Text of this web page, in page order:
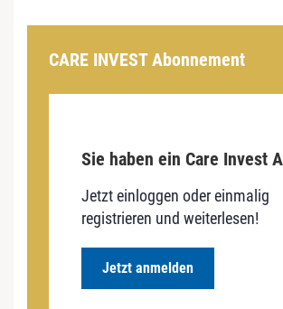
CARE INVEST Abonnement
Sie haben ein Care Invest
Jetzt einloggen oder einmalig
registrieren und weiterlesen!
Jetzt anmelden